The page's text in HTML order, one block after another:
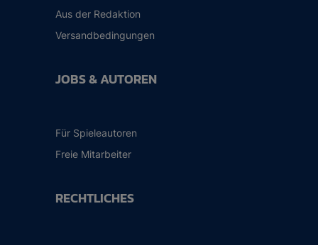
Aus der Redaktion
Versandbedingungen
JOBS & AUTOREN
Für Spieleautoren
Freie Mitarbeiter
RECHTLICHES